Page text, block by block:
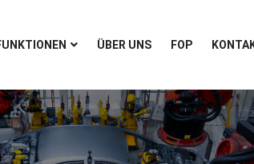
ÜBER UNS FOP